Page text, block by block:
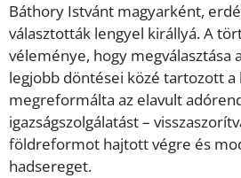
Báthory Istvánt magyarként,
választották lengyel királlyá. A
véleménye, hogy megválasztása
legjobb döntései közé tartozott
megreformálta az elavult
igazságszolgálatást –
földreformot hajtott végre és
hadsereget.